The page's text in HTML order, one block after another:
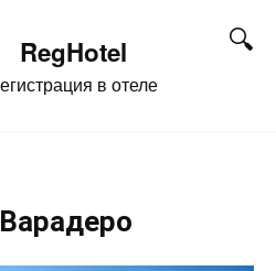
RegHotel
в отеле